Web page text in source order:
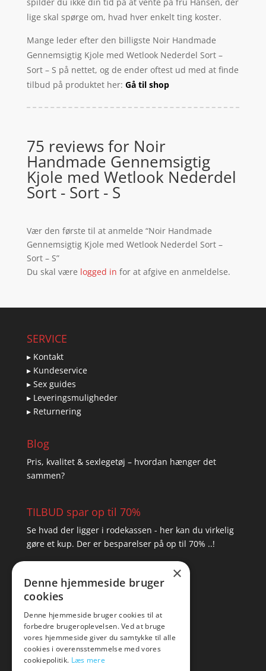
lige skal spørge om, hvad hver enkelt ting koster.
Mange leder efter den billigste Noir Handmade
Gennemsigtig Kjole med Wetlook Nederdel Sort –
Sort – S på nettet, og de ender oftest ud med at finde
tilbud på produktet her: Gå til shop
75 reviews for Noir
Handmade Gennemsigtig
Kjole med Wetlook Nederdel
Sort - Sort - S
Vær den første til at anmelde “Noir Handmade
Gennemsigtig Kjole med Wetlook Nederdel Sort –
Sort – S”
Du skal være logged in for at afgive en anmeldelse.
SERVICE
▸ Kontakt
▸ Kundeservice
▸ Sex guides
▸ Leveringsmuligheder
▸ Returnering
Blog
Pris, kvalitet & sexlegetøj – hvordan hænger det
sammen?
TILBUD spar op til 70%
Se hvad der ligger i rodekassen - her kan du virkelig
gøre et kup. Der er besparelser på op til 70% ..!
Tlf: 7876 8672
Mail: hej@amare.dk
×
Denne hjemmeside bruger
cookies
Denne hjemmeside bruger cookies til at
forbedre brugeroplevelsen. Ved at bruge
vores hjemmeside giver du samtykke til alle
cookies i overensstemmelse med vores
cookiepolitik. Læs mere